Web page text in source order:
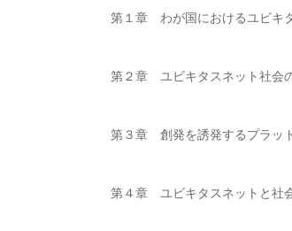
第１章 わが国におけるユビキタ
野村総合研
第２章 ユビキタスネット社会
総務省情報通信政
第３章 創発を誘発するプラッ
慶應義塾大学総
第４章 ユビキタスネットと社
東京大学大学